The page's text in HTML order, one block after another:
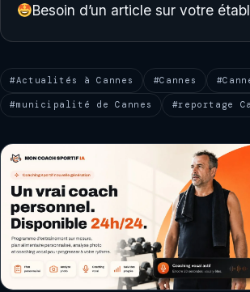
Besoin d’un article sur votre
#Actualités à Cannes #Cannes
#municipalité de Cannes #reportage